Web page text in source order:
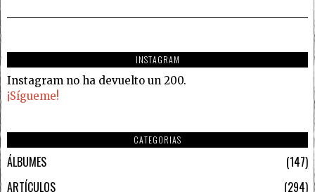
INSTAGRAM
Instagram no ha devuelto un 200.
¡Sígueme!
CATEGORIAS
ÁLBUMES
147
ARTÍCULOS
294